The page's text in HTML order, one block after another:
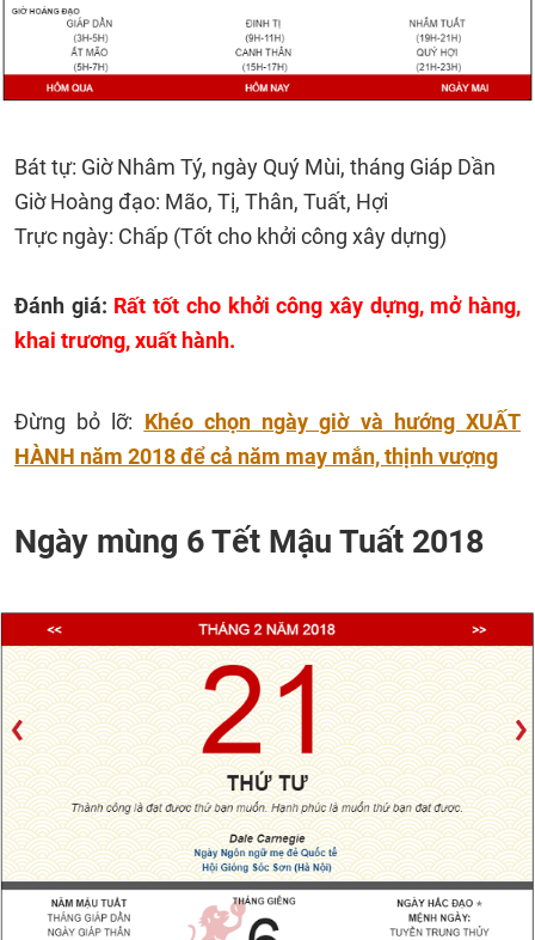
Bát tự: Giờ Nhâm Tý, ngày Quý Mùi, tháng Giáp Dần
Giờ Hoàng đạo: Mão, Tị, Thân, Tuất, Hợi
Trực ngày: Chấp (Tốt cho khởi công xây dựng)
Đánh giá: Rất tốt cho khởi công xây dựng, mở hàng,
khai trương, xuất hành.
Đừng bỏ lỡ: Khéo chọn ngày giờ và hướng XUẤT
HÀNH năm 2018 để cả năm may mắn, thịnh vượng
Ngày mùng 6 Tết Mậu Tuất 2018